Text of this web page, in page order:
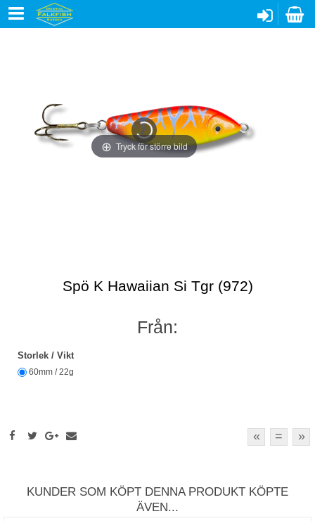
Tryck för större bild
Spö K Hawaiian Si Tgr (972)
Från:
Storlek / Vikt
60mm / 22g
« = »
KUNDER SOM KÖPT DENNA PRODUKT KÖPTE
ÄVEN...